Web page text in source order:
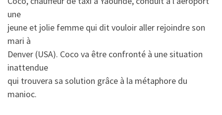
une
jeune et jolie femme qui dit vouloir aller rejoindre son
mari à
Denver (USA). Coco va être confronté à une situation
inattendue
qui trouvera sa solution grâce à la métaphore du
manioc.